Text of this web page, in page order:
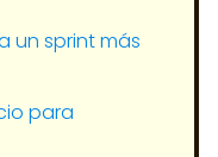
un sprint más
para